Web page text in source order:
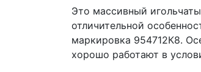
Это массивный
отличительной
маркировка 954712К8.
хорошо работают в